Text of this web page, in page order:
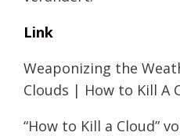
Link
Weaponizing the
Clouds | How to Kill A
“How to Kill a Cloud”